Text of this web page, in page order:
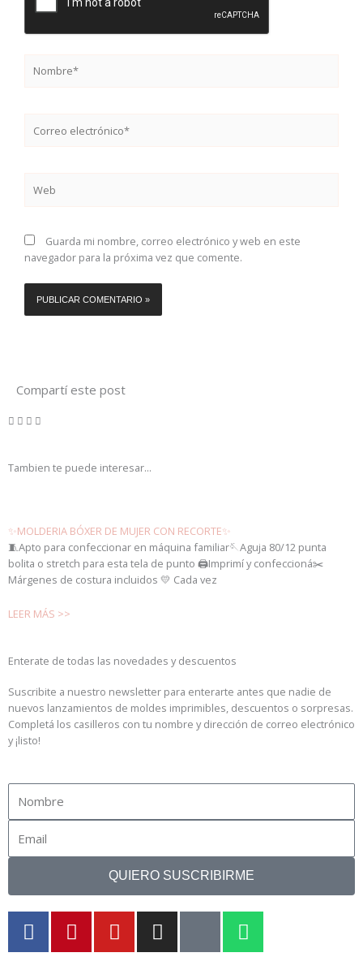
electrónico*
Guarda mi nombre, correo electrónico y web en este
navegador para la próxima vez que comente.
Compartí este post
Tambien te puede interesar...
✨MOLDERIA BÓXER DE MUJER CON RECORTE✨
🧵Apto para confeccionar en máquina familiar🪡Aguja 80/12 punta
bolita o stretch para esta tela de punto 🖨️Imprimí y confeccioná✂️
Márgenes de costura incluidos 💛 Cada vez
LEER MÁS >>
Enterate de todas las novedades y descuentos
Suscribite a nuestro newsletter para enterarte antes que nadie de
nuevos lanzamientos de moldes imprimibles, descuentos o sorpresas.
Completá los casilleros con tu nombre y dirección de correo electrónico
y ¡listo!
QUIERO SUSCRIBIRME
F
a
P
i
Y
o
I
n
T W
h